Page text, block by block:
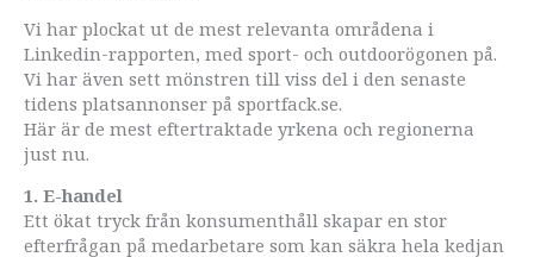
Vi har plockat ut de mest relevanta områdena i
Linkedin-rapporten, med sport- och outdoorögonen på.
Vi har även sett mönstren till viss del i den senaste
tidens platsannonser på sportfack.se.
Här är de mest eftertraktade yrkena och regionerna
just nu.
1. E-handel
Ett ökat tryck från konsumenthåll skapar en stor
efterfrågan på medarbetare som kan säkra hela kedjan